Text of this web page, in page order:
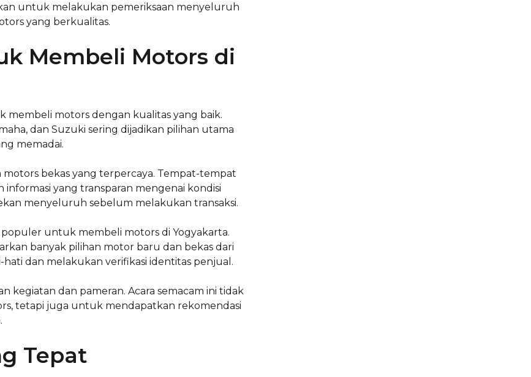
untuk melakukan pemeriksaan menyeluruh
yang berkualitas.
Membeli Motors di
motors dengan kualitas yang baik.
dan Suzuki sering dijadikan pilihan utama
memadai.
bekas yang terpercaya. Tempat-tempat
yang transparan mengenai kondisi
menyeluruh sebelum melakukan transaksi.
untuk membeli motors di Yogyakarta.
banyak pilihan motor baru dan bekas dari
dan melakukan verifikasi identitas penjual.
kegiatan dan pameran. Acara semacam ini tidak
tetapi juga untuk mendapatkan rekomendasi
Tepat